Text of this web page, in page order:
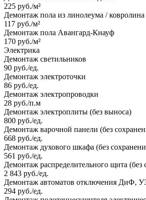
225 руб./м²
Демонтаж пола из линолеума / ковролина
117 руб./м²
Демонтаж пола Авангард-Кнауф
170 руб./м²
Электрика
Демонтаж светильников
90 руб./ед.
Демонтаж электроточки
86 руб./ед.
Демонтаж электропроводки
28 руб./п.м
Демонтаж электроплиты (без выноса)
800 руб./ед.
Демонтаж варочной панели (без
668 руб./ед.
Демонтаж духового шкафа (без
561 руб./ед.
Демонтаж распределительного щита (без
2 843 руб./ед.
Демонтаж автоматов отключения ДиФ,
294 руб./ед.